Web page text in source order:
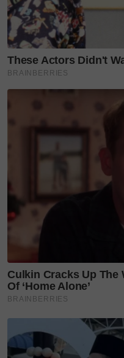
Sumber:Facebook
Twitter,YouTube
untuk info dan kisah
Jangan lupa dapatkan
KUCING TOMKRAFyang
cawangan KK Super
secara online di platform
Harap
dapatkan
Kurang daripada 18 tahun
25 - 34 tahun
45 - 54 tahun